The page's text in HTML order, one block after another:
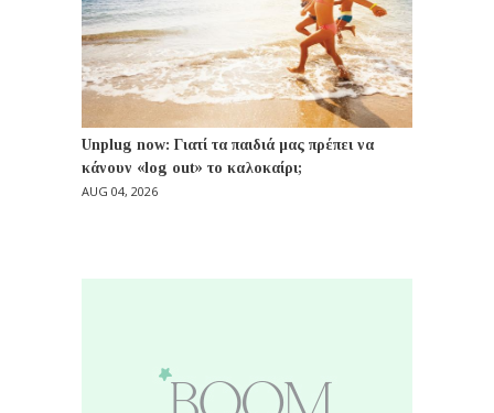
Unplug now: Γιατί τα παιδιά μας πρέπει να
κάνουν «log out» το καλοκαίρι;
AUG 04, 2026